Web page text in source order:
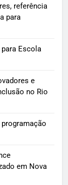
referência
para
Escola
e
no Rio
em Nova